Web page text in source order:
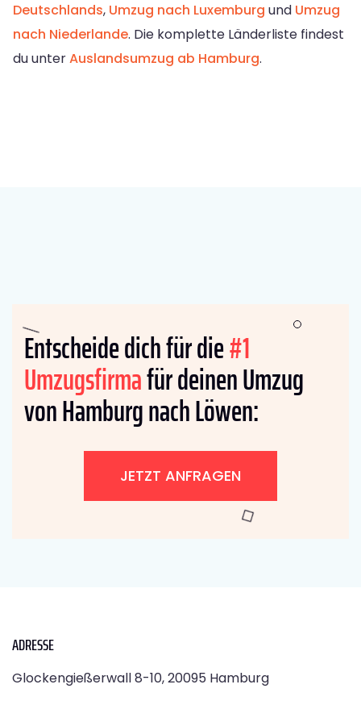
Deutschlands, Umzug nach Luxemburg und Umzug
nach Niederlande. Die komplette Länderliste findest
du unterAuslandsumzug ab Hamburg.
Entscheide dich für die#1
Umzugsfirmafür deinen Umzug
von Hamburg nach Löwen:
JETZT ANFRAGEN
ADRESSE
Glockengießerwall 8-10, 20095 Hamburg